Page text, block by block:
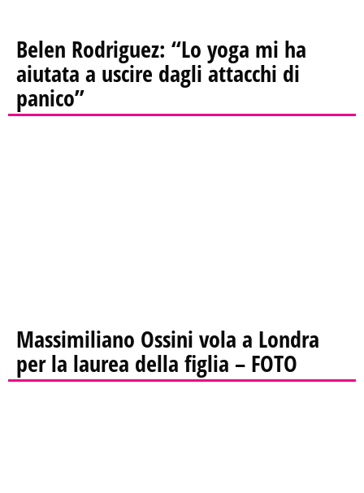
Belen Rodriguez: “Lo yoga mi ha
aiutata a uscire dagli attacchi di
panico”
Massimiliano Ossini vola a Londra
per la laurea della figlia – FOTO